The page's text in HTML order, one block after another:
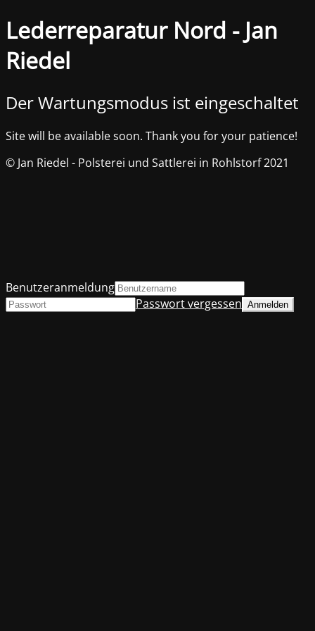
Lederreparatur Nord - Jan
Riedel
Der Wartungsmodus ist eingeschaltet
Site will be available soon. Thank you for your patience!
© Jan Riedel - Polsterei und Sattlerei in Rohlstorf 2021
Benutzeranmeldung
Passwort vergessen